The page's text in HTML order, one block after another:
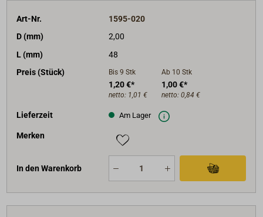
Art-Nr.
1595-020
D (mm)
2,00
L (mm)
48
Preis (Stück)
Bis 9 Stk
1,20 €*
netto: 1,01 €
Ab 10 Stk
1,00 €*
netto: 0,84 €
Lieferzeit Am Lager
Merken
In den Warenkorb